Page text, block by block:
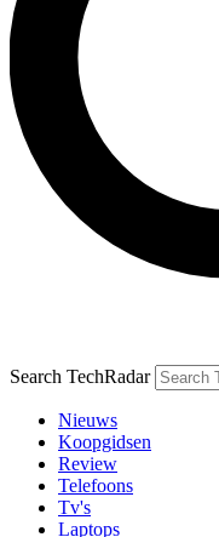
Search TechRadar
Nieuws
Koopgidsen
Review
Telefoons
Tv's
Laptops